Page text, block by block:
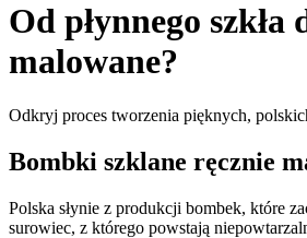
Od płynnego
malowane?
Odkryj proces tworzenia pięknych,
Bombki szklane ręcznie
Polska słynie z produkcji bombek, które
surowiec, z którego powstają